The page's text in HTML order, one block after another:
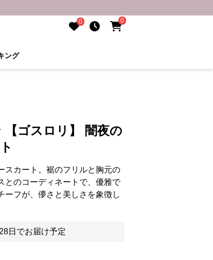
0 0
ング
ゴスロリ】 闇夜の
スカート。裾のフリルと胸元の
とのコーディネートで、優雅で
ーフが、儚さと美しさを象徴し
日でお届け予定